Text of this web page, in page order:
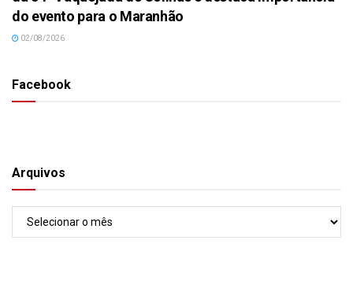
do evento para o Maranhão
02/08/2026
Facebook
Arquivos